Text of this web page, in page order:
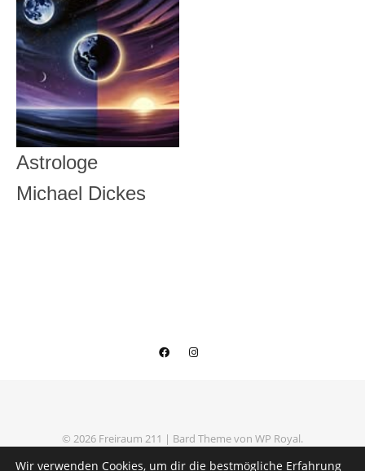
Astrologe
Michael Dickes
© 2026 Freiraum 211 | Bard Theme von WP Royal.
Datenschutzerklärung
Impressum
Wir verwenden Cookies, um dir die bestmögliche Erfahrung